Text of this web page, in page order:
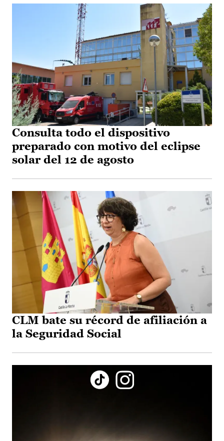
Consulta todo el dispositivo
preparado con motivo del eclipse
solar del 12 de agosto
CLM bate su récord de afiliación a
la Seguridad Social